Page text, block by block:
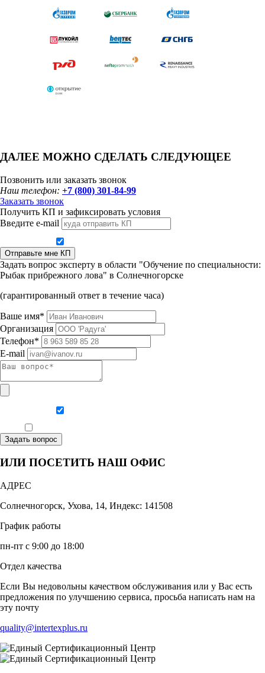
ДАЛЕЕ МОЖНО СДЕЛАТЬ СЛЕДУЮЩЕЕ
Позвонить или заказать звонок
Наш телефон: +7 (800) 301-84-99
Заказать звонок
Получить КП и зафиксировать условия
Введите e-mail
Отправьте мне КП
Задать вопрос эксперту в области "Обучение по специальности:
Рыбак прибрежного лова" в Солнечногорске
(гарантированный ответ в течение часа)
Ваше имя*
Организация
Телефон*
E-mail
Задать вопрос
ИЛИ ПОСЕТИТЬ НАШ ОФИС
АДРЕС
Солнечногорск, Ухова, 14, Индекс: 141508
График работы
пн-пт с 9:00 до 18:00
Отдел качества
Если Вы недовольны качеством обслуживания или у Вас есть
предложения по улучшению сервиса, просьба написать нам на
эту почту
quality@intertexplus.ru